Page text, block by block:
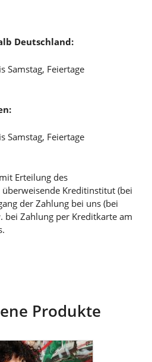
Deutschland:
Samstag, Feiertage
Samstag, Feiertage
mit Erteilung des
Kreditinstitut (bei
der Zahlung bei uns (bei
bei Zahlung per Kreditkarte am
Produkte